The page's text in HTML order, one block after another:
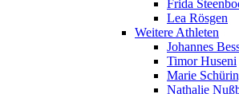
Frida
Lea Rösgen
Weitere Athleten
Johannes
Timor Huseni
Marie
Nathalie